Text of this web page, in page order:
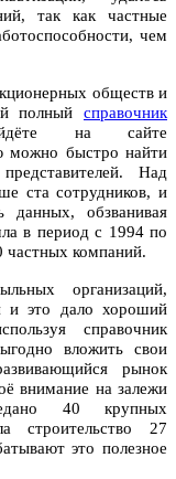
так как частные
чем
обществ и
полный справочник
на сайте
можно быстро найти
Над
ста сотрудников, и
данных, обзванивая
в период с 1994 по
частных компаний.
организаций,
и это дало хороший
справочник
вложить свои
рынок
внимание на залежи
40 крупных
строительство 27
это полезное